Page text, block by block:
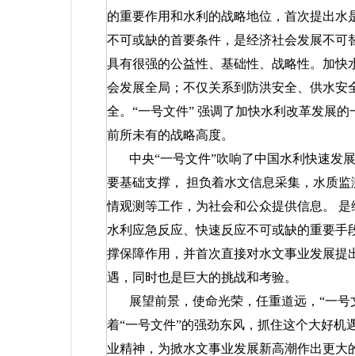
的重要作用和水利的战略地位，首次提出
不可或缺的首要条件，是经济社会发展不
具有很强的公益性、基础性、战略性。加
会发展全局；不仅关系到防洪安全、供水
全。“一号文件” 强调了加快水利改革发展
前所未有的战略高度。
中央“一号文件”吹响了中国水利快速发
要基础支撑，
担负着水文信息采集，水质
情观测等工作，为社会和公众提供信息。
是
水利应急反应、快速反应不可或缺的重要手
撑保障作用，并首次直接对水文事业发展
遇，同时也是巨大的挑战和考验。
展望前景，使命光荣，任重道远，“一
着“一号文件”的强劲东风，抓住这个大好机
业精神，为掀水文事业发展新高潮作出更大